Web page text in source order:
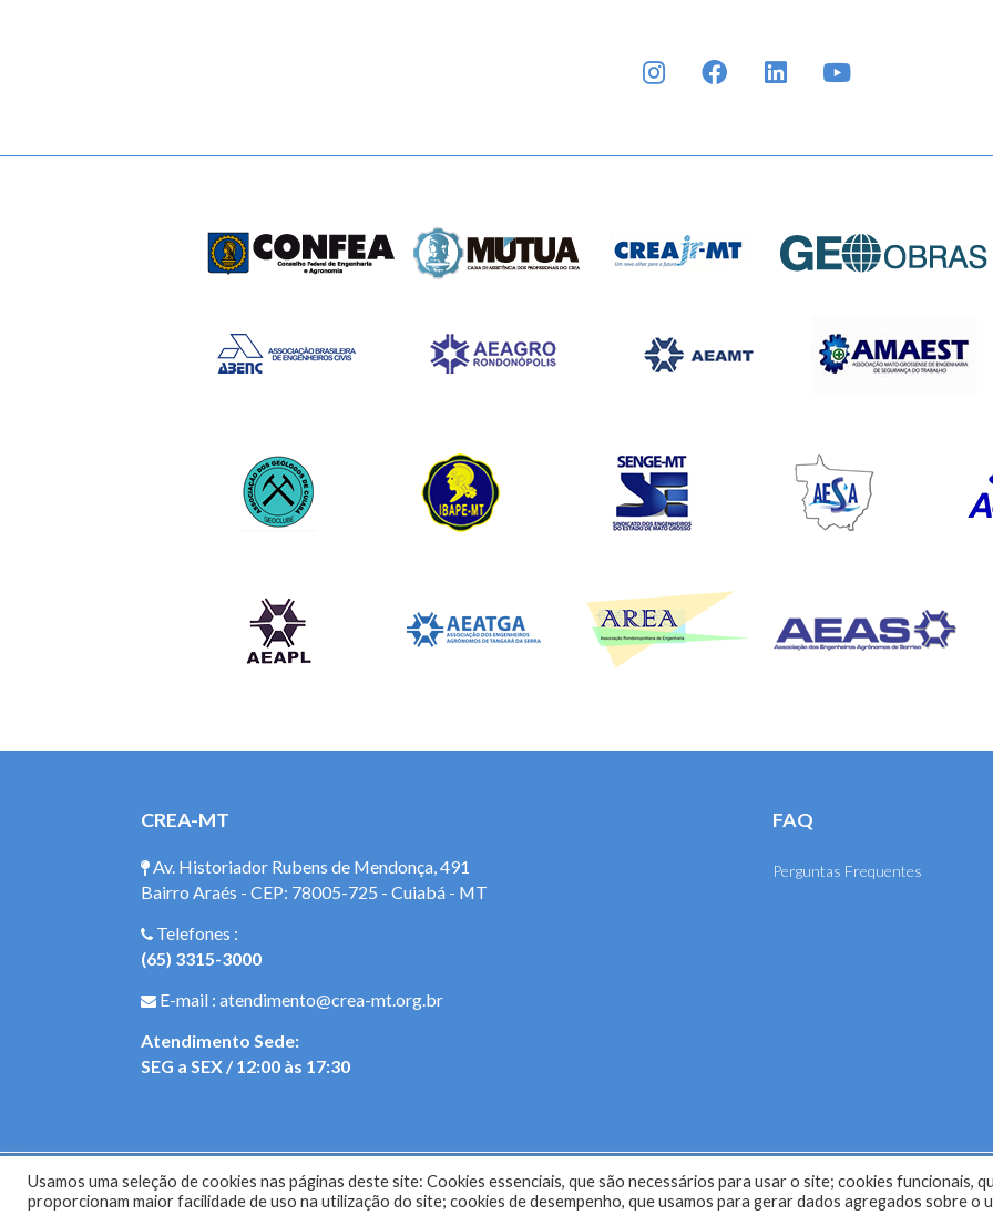
INSTAGRAMFACEBOOKLINKEDIN
CREA-MT
Av. Historiador Rubens de Mendonça, 491
Bairro Araés - CEP: 78005-725 - Cuiabá - MT
Telefones :
(65) 3315-3000
E-mail : atendimento@crea-mt.org.br
Atendimento Sede:
SEG a SEX / 12:00 às 17:30
FAQ
Perguntas Frequentes
Site do Conselho Regional de Engenharia e Agronomia de Mato Grosso
Usamos uma seleção de cookies nas páginas deste site: Cookies essenciais, que são necessários para usar o site; cookies funcionais,
proporcionam maior facilidade de uso na utilização do site; cookies de desempenho, que usamos para gerar dados agregados sobre o